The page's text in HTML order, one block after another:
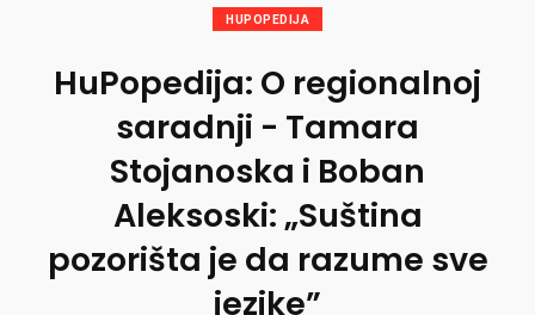
HUPOPEDIJA
HuPopedija: O regionalnoj
saradnji - Tamara
Stojanoska i Boban
Aleksoski: „Suština
pozorišta je da razume sve
jezike”